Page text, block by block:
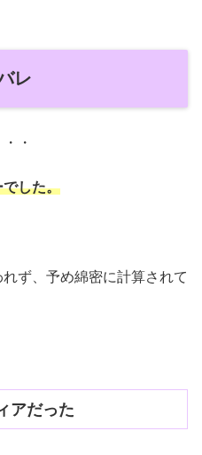
レ
・
でした。
ず、予め綿密に計算されて
アだった